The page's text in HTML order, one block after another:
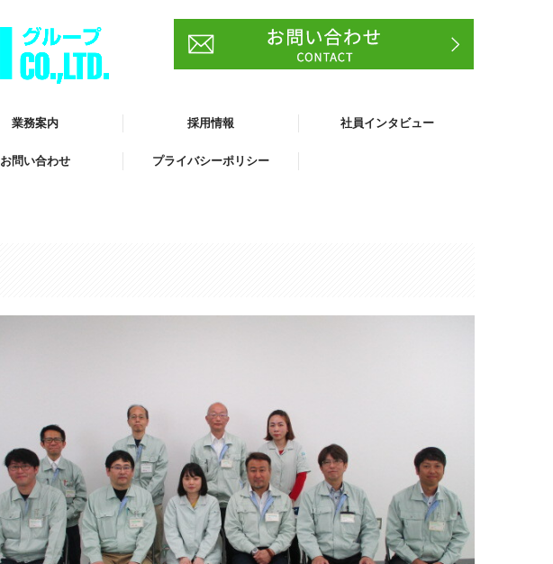
業務案内 採用情報
新卒採用
中途採用
正社員
セラミック研削加工オペレーター
検査
総務・事務
よくある質問
社員インタビュー
お問い合わせ プライバシーポリシー